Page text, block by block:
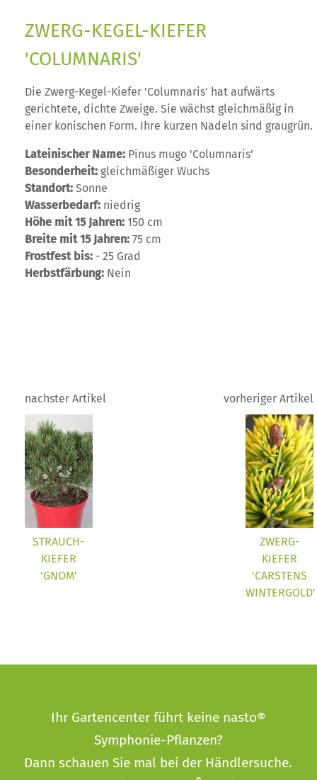
ZWERG-KEGEL-KIEFER
'COLUMNARIS'
Die Zwerg-Kegel-Kiefer 'Columnaris' hat aufwärts
gerichtete, dichte Zweige. Sie wächst gleichmäßig in
einer konischen Form. Ihre kurzen Nadeln sind graugrün.
Lateinischer Name: Pinus mugo 'Columnaris'
Besonderheit: gleichmäßiger Wuchs
Standort: Sonne
Wasserbedarf: niedrig
Höhe mit 15 Jahren: 150 cm
Breite mit 15 Jahren: 75 cm
Frostfest bis: - 25 Grad
Herbstfärbung: Nein
nachster Artikel
STRAUCH-
KIEFER
'GNOM'
vorheriger Artikel
ZWERG-
KIEFER
'CARSTENS
WINTERGOLD'
Ihr Gartencenter führt keine nasto®
Symphonie-Pflanzen?
Dann schauen Sie mal bei der Händlersuche.